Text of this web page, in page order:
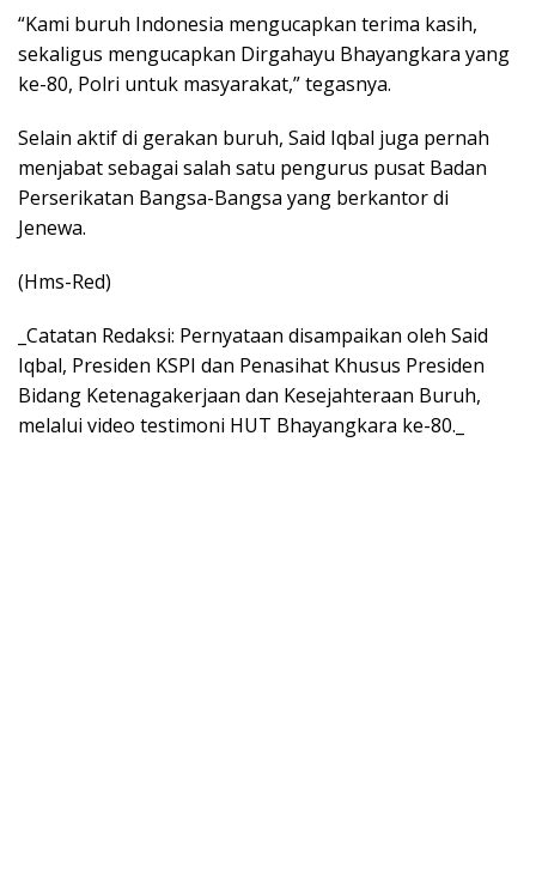
“Kami buruh Indonesia mengucapkan terima kasih,
sekaligus mengucapkan Dirgahayu Bhayangkara yang
ke-80, Polri untuk masyarakat,” tegasnya.
Selain aktif di gerakan buruh, Said Iqbal juga pernah
menjabat sebagai salah satu pengurus pusat Badan
Perserikatan Bangsa-Bangsa yang berkantor di
Jenewa.
(Hms-Red)
_Catatan Redaksi: Pernyataan disampaikan oleh Said
Iqbal, Presiden KSPI dan Penasihat Khusus Presiden
Bidang Ketenagakerjaan dan Kesejahteraan Buruh,
melalui video testimoni HUT Bhayangkara ke-80._